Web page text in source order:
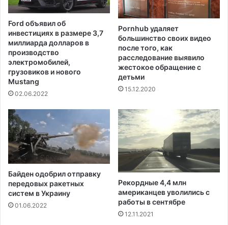
у
ж
и
е
м
а
п
е
в
о
м
с
л
у
ш
а
н
и
а
и
ь
о
к
о
л
6
0
0
0
н
л
Ford объявил об
инвестициях в размере 3,7
миллиарда долларов в
производство
электромобилей,
грузовиков и нового
Mustang
02.06.2022
Pornhub удаляет
большинство своих видео
после того, как
расследование выявило
жестокое обращение с
детьми
15.12.2020
Байден одобрил отправку
передовых ракетных
систем в Украину
01.06.2022
Рекордные 4,4 млн
американцев уволились с
работы в сентябре
12.11.2021